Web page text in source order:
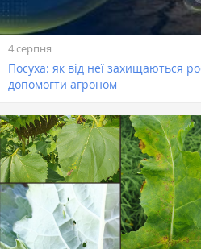
4 серпня
Посуха: як від неї захищаються
допомогти агроном